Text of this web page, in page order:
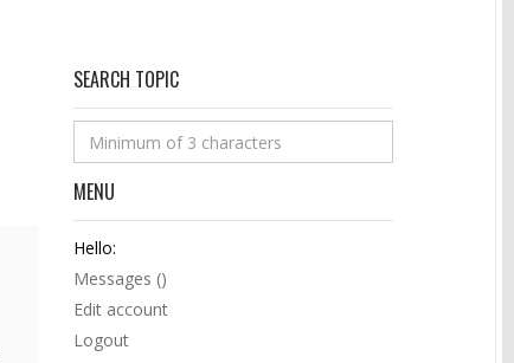
SEARCH TOPIC
MENU
Hello:
Messages ()
Edit account
Logout